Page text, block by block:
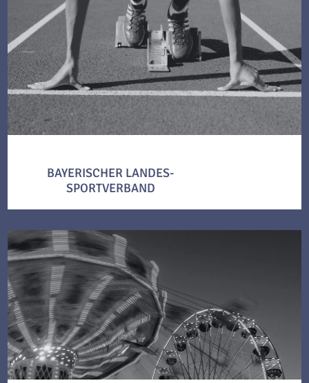
BAYERISCHER LANDES-
SPORTVERBAND